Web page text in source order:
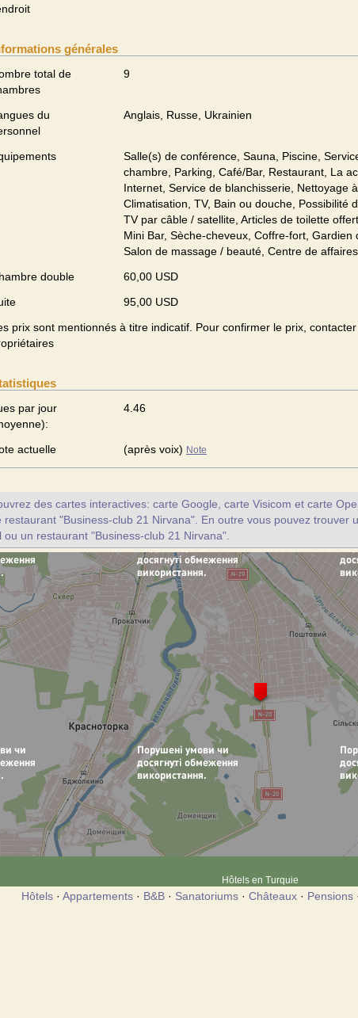
générales
total de
9
du
Anglais, Russe, Ukrainien
Salle(s) de conférence, Sauna, Piscine,
chambre, Parking, Café/Bar, Restaurant, La
Internet, Service de blanchisserie, Nettoyage à
Climatisation, TV, Bain ou douche, Possibilité
TV par câble / satellite, Articles de toilette
Mini Bar, Sèche-cheveux, Coffre-fort, Gardien
Salon de massage / beauté, Centre de affaires
double
60,00 USD
95,00 USD
prix sont mentionnés à titre indicatif. Pour confirmer le prix,
par jour
4.46
actuelle (après voix) Note
des cartes interactives: carte Google, carte Visicom et carte
restaurant "Business-club 21 Nirvana". En outre vous pouvez trouver
ou un restaurant "Business-club 21 Nirvana".
Hôtels en Turquie
Hôtels · Appartements · B&B · Sanatoriums · Châteaux · Pensions ·